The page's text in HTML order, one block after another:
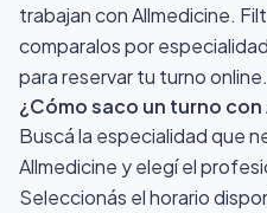
trabajan con Allmedicine.
comparalos por
para reservar tu turno online.
¿Cómo saco un turno con
Buscá la especialidad que
Allmedicine y elegí el
Seleccionás el horario